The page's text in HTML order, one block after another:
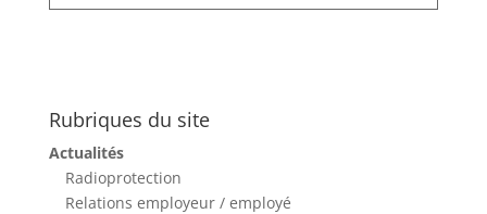
Rubriques du site
Actualités
Radioprotection
Relations employeur / employé